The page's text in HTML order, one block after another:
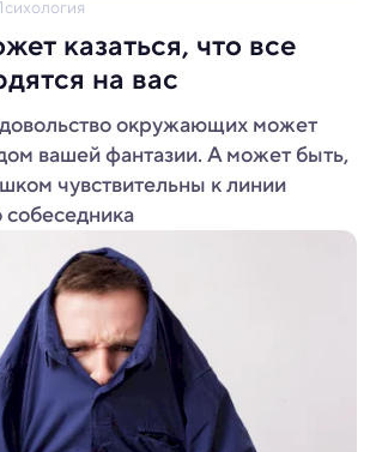
казаться, что все
на вас
окружающих может
вашей фантазии. А может быть,
чувствительны к линии
собеседника